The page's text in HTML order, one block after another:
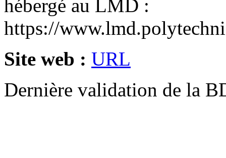
hébergé au LMD :
https://
Site web : URL
Dernière validation de la